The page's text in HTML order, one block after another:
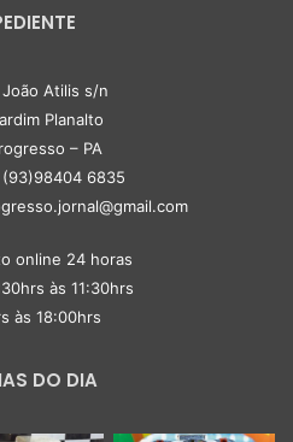
João Atilis s/n
Planalto
– PA
6835
online 24 horas
às 11:30hrs
às 18:00hrs
DO DIA